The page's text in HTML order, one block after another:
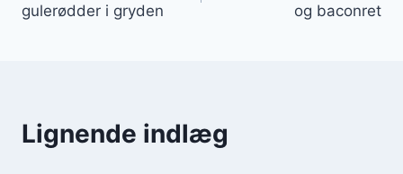
gulerødder i gryden
og baconret
Lignende indlæg